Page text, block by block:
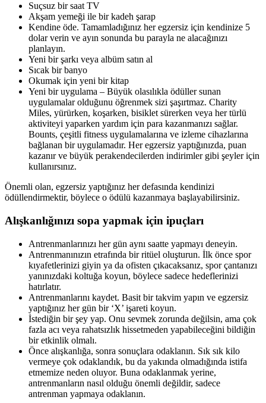
Suçsuz bir saat TV
Akşam yemeği ile bir kadeh şarap
Kendine öde. Tamamladığınız her egzersiz için kendinize 5
dolar verin ve ayın sonunda bu parayla ne alacağınızı
planlayın.
Yeni bir şarkı veya albüm satın al
Sıcak bir banyo
Okumak için yeni bir kitap
Yeni bir uygulama – Büyük olasılıkla ödüller sunan
uygulamalar olduğunu öğrenmek sizi şaşırtmaz. Charity
Miles, yürürken, koşarken, bisiklet sürerken veya her türlü
aktiviteyi yaparken yardım için para kazanmanızı sağlar.
Bounts, çeşitli fitness uygulamalarına ve izleme cihazlarına
bağlanan bir uygulamadır. Her egzersiz yaptığınızda, puan
kazanır ve büyük perakendecilerden indirimler gibi şeyler için
kullanırsınız.
Önemli olan, egzersiz yaptığınız her defasında kendinizi
ödüllendirmektir, böylece o ödülü kazanmaya başlayabilirsiniz.
Alışkanlığınızı sopa yapmak için ipuçları
Antrenmanlarınızı her gün aynı saatte yapmayı deneyin.
Antrenmanınızın etrafında bir ritüel oluşturun. İlk önce spor
kıyafetlerinizi giyin ya da ofisten çıkacaksanız, spor çantanızı
yanınızdaki koltuğa koyun, böylece sadece hedeflerinizi
hatırlatır.
Antrenmanlarını kaydet. Basit bir takvim yapın ve egzersiz
yaptığınız her gün bir ‘X’ işareti koyun.
İstediğin bir şey yap. Onu sevmek zorunda değilsin, ama çok
fazla acı veya rahatsızlık hissetmeden yapabileceğini bildiğin
bir etkinlik olmalı.
Önce alışkanlığa, sonra sonuçlara odaklanın. Sık sık kilo
vermeye çok odaklandık, bu da yakında olmadığında istifa
etmemize neden oluyor. Buna odaklanmak yerine,
antrenmanların nasıl olduğu önemli değildir, sadece
antrenman yapmaya odaklanın.